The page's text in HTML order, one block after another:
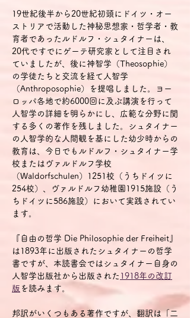
19世紀後半から20世紀初頭にドイツ・オー
ストリアで活動した神秘思想家・哲学者・教
育者であったルドルフ・シュタイナーは、
20代ですでにゲーテ研究家として注目され
ていましたが、後に神智学（Theosophie）
の学徒たちと交流を経て人智学
（Anthroposophie）を提唱しました。ヨー
ロッパ各地で約6000回に及ぶ講演を行って
人智学の詳細を明らかにし、広範な分野に関
する多くの著作を残しました。シュタイナー
の人智学的な人間観を基にした幼少時からの
教育は、今日でもルドルフ・シュタイナー学
校またはヴァルドルフ学校
（Waldorfschulen）1251校（うちドイツに
254校）、ヴァルドルフ幼稚園1915施設（う
ちドイツに586施設）において実践されてい
ます。
『自由の哲学 Die Philosophie der Freiheit』
は1893年に出版されたシュタイナーの哲学
書ですが、本読書会ではシュタイナー自身の
人智学出版社から出版された 1918年の改訂
版 を読みます。
邦訳がいくつもある著作ですが、翻訳は「二